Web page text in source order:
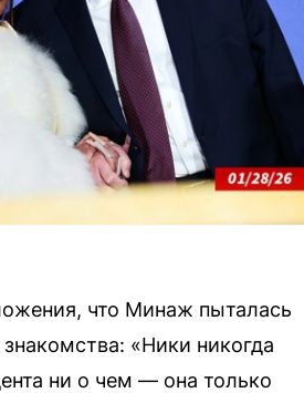
что Минаж пыталась
«Ники никогда
ни о чем — она только